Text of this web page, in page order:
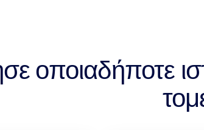
οποιαδήποτε